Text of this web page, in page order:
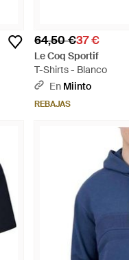
64,50 €37 €
Le Coq Sportif
T-Shirts - Blanco
En Miinto
REBAJAS